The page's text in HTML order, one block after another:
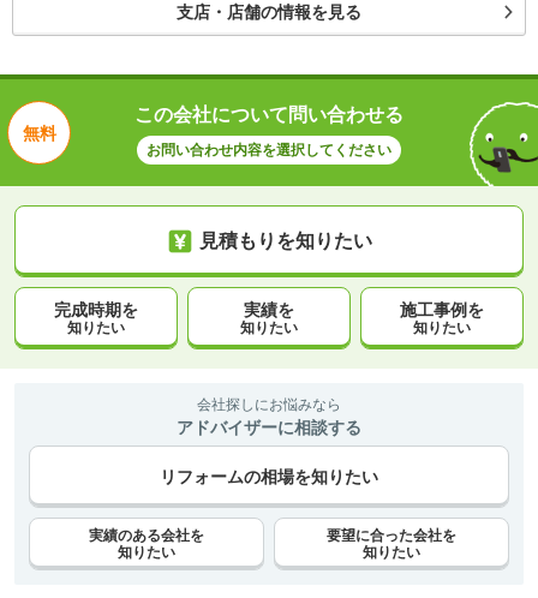
支店・店舗の情報を見る
無料
この会社について問い合わせる
お問い合わせ内容を選択してください
見積もりを知りたい
完成時期を
知りたい
実績を
知りたい
施工事例を
知りたい
会社探しにお悩みなら
アドバイザーに相談する
リフォームの相場を知りたい
実績のある会社を
知りたい
要望に合った会社を
知りたい